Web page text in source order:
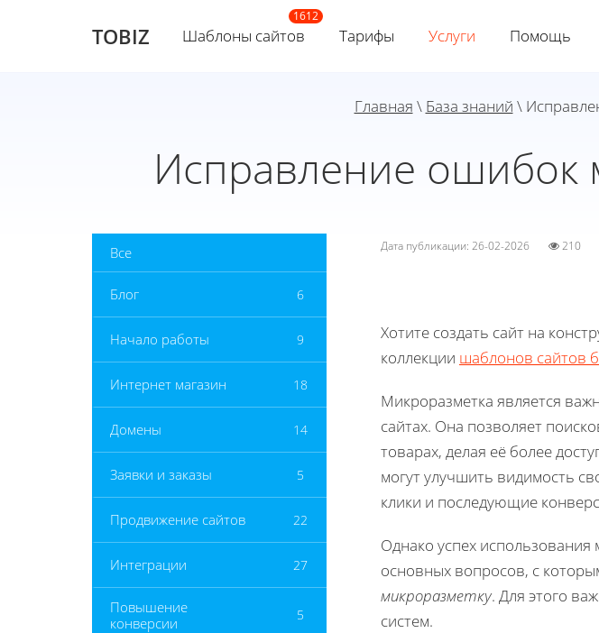
TOBIZ Шаблоны сайтов Тарифы Услуги Помощь
Главная \ База знаний \
Исправление ошибок
Все
Блог 6
Начало работы 9
Интернет магазин 18
Домены 14
Заявки и заказы 5
Продвижение сайтов 22
Интеграции 27
Повышение
конверсии
5
Дата публикации: 26-02-2026 210
Хотите создать сайт на
коллекции шаблонов сайтов
Микроразметка является
сайтах. Она позволяет
товарах, делая её более
могут улучшить видимость
клики и последующие
Однако успех
основных вопросов, с
микроразметку. Для этого
систем.